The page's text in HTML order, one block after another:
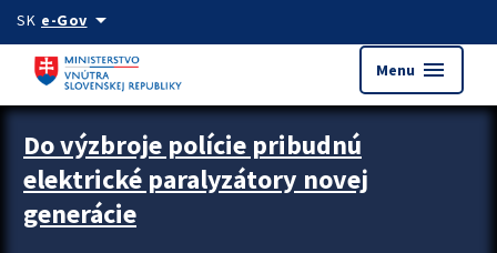
Preskocit na hlavný obsah
SK e-Govarrow_drop_down
Menu menu
Zastavit automatický posun upútavok
Do výzbroje polície pribudnú
elektrické paralyzátory novej
generácie